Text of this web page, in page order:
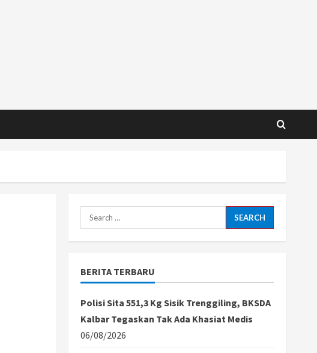
Search
for:
BERITA TERBARU
Polisi Sita 551,3 Kg Sisik Trenggiling, BKSDA
Kalbar Tegaskan Tak Ada Khasiat Medis
06/08/2026